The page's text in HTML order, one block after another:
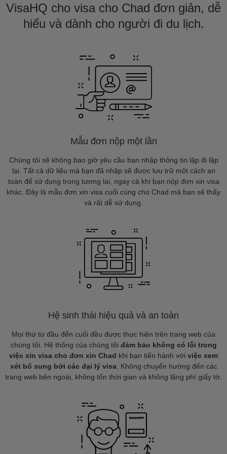
VisaHQ cho visa cho Chad đơn giản, dễ
hiểu và dành cho người đi du lịch.
Mẫu đơn nộp một lần
Chúng tôi sẽ không bao giờ yêu cầu bạn nhập thông tin lặp đi lặp
lại. Tất cả dữ liệu mà bạn đã nhập sẽ được lưu trữ một cách an
toàn để sử dụng trong tương lai, ngay cả khi bạn nộp đơn xin visa
khác. Đây là mẫu đơn xin visa cuối cùng cho Chad mà bạn sẽ thấy
và rất dễ sử dụng.
Hệ sinh thái hiệu quả và an toàn
Mọi thứ từ đầu đến cuối đều được thực hiện trên trang web của
chúng tôi. Hệ thống của chúng tôi đảm bảo không có lỗi trong
việc xin visa cho đơn xin Chad khi bạn tiến hành với việc xem
xét bổ sung bởi các đại lý visa. Không chuyển hướng đến các
trang web bên ngoài, không tốn thời gian và không lãng phí giấy tờ.